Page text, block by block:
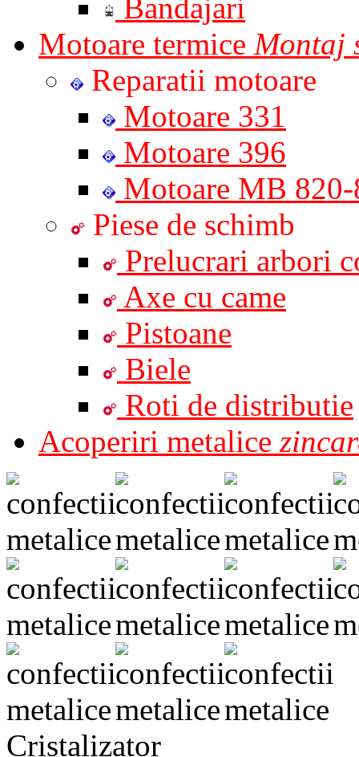
Bandajari
Motoare termice Montaj
Reparatii motoare
Motoare 331
Motoare 396
Motoare MB
Piese de schimb
Prelucrari arbori
Axe cu came
Pistoane
Biele
Roti de distributie
Acoperiri metalice
Cristalizator